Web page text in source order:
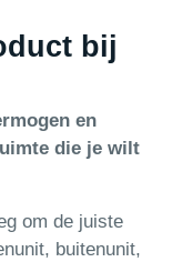
bij
en
die je wilt
om de juiste
buitenunit,